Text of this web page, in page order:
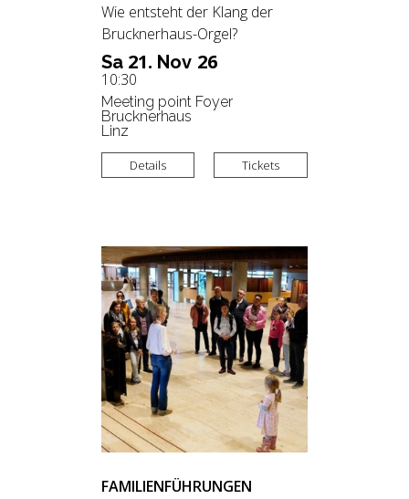
Sa 21. Nov 26
10:30
Meeting point Foyer
Brucknerhaus
Linz
Wie entsteht der Klang der
Brucknerhaus-Orgel?
Details Tickets
FAMILIENFÜHRUNGEN